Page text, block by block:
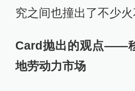
究之间也撞出了不少火
Card抛出的观点——
地劳动力市场